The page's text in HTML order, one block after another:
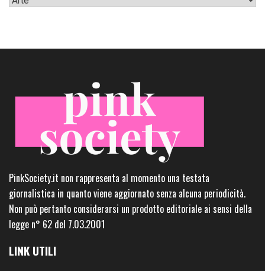
PinkSociety.it non rappresenta al momento una testata
giornalistica in quanto viene aggiornato senza alcuna periodicità.
Non può pertanto considerarsi un prodotto editoriale ai sensi della
legge n° 62 del 7.03.2001
LINK UTILI